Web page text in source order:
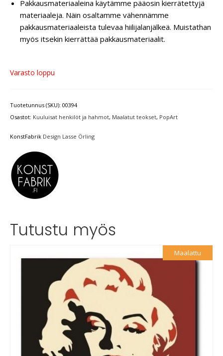
Pakkausmateriaaleina käytämme pääosin kierrätettyjä
materiaaleja. Näin osaltamme vähennämme
pakkausmateriaaleista tulevaa hiilijalanjälkeä. Muistathan
myös itsekin kierrättää pakkausmateriaalit.
Varasto loppu
Tuotetunnus (SKU): 00394
Osastot: Kuuluisat henkilöt ja hahmot, Maalatut teokset, PopArt
KonstFabrik Design Lasse Örling
Tutustu myös
Maalattu